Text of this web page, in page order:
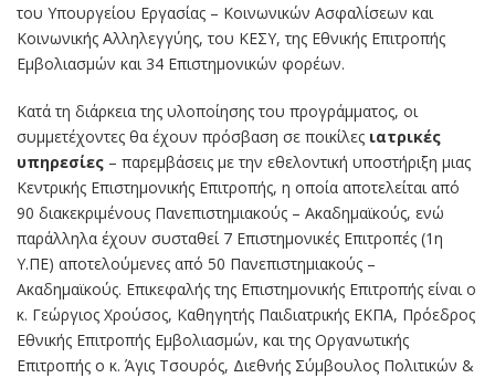
του Υπουργείου Εργασίας – Κοινωνικών Ασφαλίσεων και
Κοινωνικής Αλληλεγγύης, του KEΣΥ, της Εθνικής Επιτροπής
Εμβολιασμών και 34 Επιστημονικών φορέων.
Κατά τη διάρκεια της υλοποίησης του προγράμματος, οι
συμμετέχοντες θα έχουν πρόσβαση σε ποικίλες ιατρικές
υπηρεσίες – παρεμβάσεις με την εθελοντική υποστήριξη μιας
Κεντρικής Επιστημονικής Επιτροπής, η οποία αποτελείται από
90 διακεκριμένους Πανεπιστημιακούς – Ακαδημαϊκούς, ενώ
παράλληλα έχουν συσταθεί 7 Επιστημονικές Επιτροπές (1η
Υ.ΠΕ) αποτελούμενες από 50 Πανεπιστημιακούς –
Ακαδημαϊκούς. Επικεφαλής της Επιστημονικής Επιτροπής είναι ο
κ. Γεώργιος Χρούσος, Καθηγητής Παιδιατρικής ΕΚΠΑ, Πρόεδρος
Εθνικής Επιτροπής Εμβολιασμών, και της Οργανωτικής
Επιτροπής ο κ. Άγις Τσουρός, Διεθνής Σύμβουλος Πολιτικών &